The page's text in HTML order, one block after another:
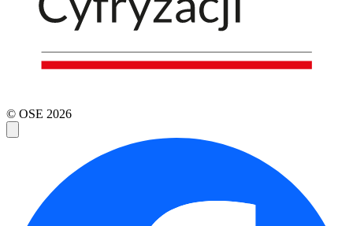
© OSE 2026